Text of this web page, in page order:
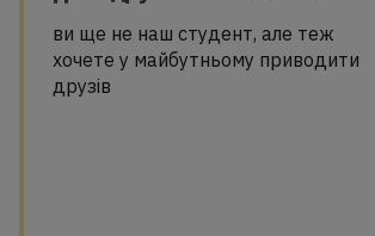
ви ще не наш студент, але теж
хочете у майбутньому приводити
друзів